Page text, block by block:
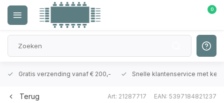
0
Gratis verzending vanaf € 200,- Snelle klantenservice met
Terug Art: 21287717 EAN: 5397184821237